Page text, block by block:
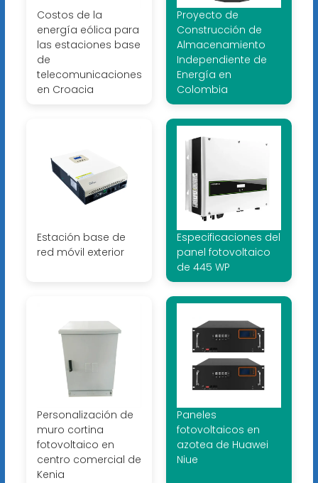
Costos de la
energía eólica para
las estaciones base
de
telecomunicaciones
en Croacia
Proyecto de
Construcción de
Almacenamiento
Independiente de
Energía en
Colombia
Estación base de
red móvil exterior
Especificaciones del
panel fotovoltaico
de 445 WP
Personalización de
muro cortina
fotovoltaico en
centro comercial de
Kenia
Paneles
fotovoltaicos en
azotea de Huawei
Niue